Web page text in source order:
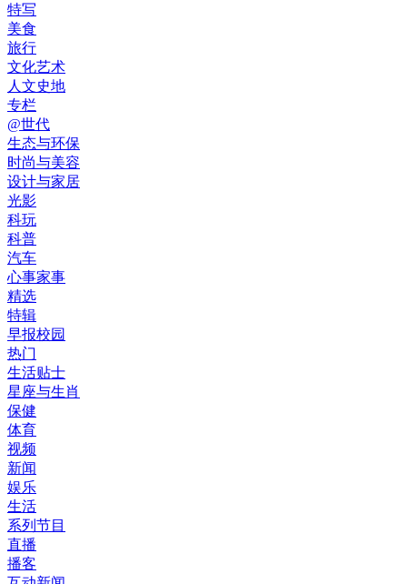
特写
美食
旅行
文化艺术
人文史地
专栏
@世代
生态与环保
时尚与美容
设计与家居
光影
科玩
科普
汽车
心事家事
精选
特辑
早报校园
热门
生活贴士
星座与生肖
保健
体育
视频
新闻
娱乐
生活
系列节目
直播
播客